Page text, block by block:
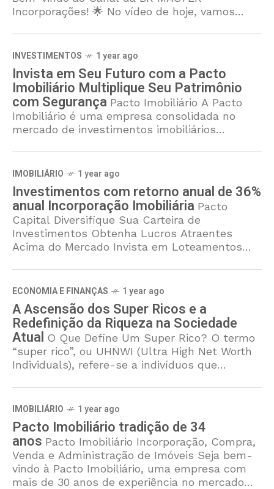
Incorporações! 🌟 No vídeo de hoje, vamos
INVESTIMENTOS 1 year ago
Invista em Seu Futuro com a Pacto
Imobiliário Multiplique Seu Patrimônio
com Segurança Pacto Imobiliário A Pacto
Imobiliário é uma empresa consolidada no
mercado de investimentos imobiliários
por mais de 30 anos. Desde sua fundação, a
IMOBILIÁRIO
1 year ago
Investimentos com retorno anual de 36%
anual Incorporação Imobiliária Pacto
Capital Diversifique Sua Carteira de
Investimentos Obtenha Lucros Atraentes
Acima do Mercado Invista em Loteamentos
cotista e participe de um negócio seguro e
lucrativo,
ECONOMIA E FINANÇAS 1 year ago
A Ascensão dos Super Ricos e a
Redefinição da Riqueza na Sociedade
Atual O Que Define Um Super Rico? O termo
“super rico”, ou UHNWI (Ultra High Net Worth
Individuals), refere-se a indivíduos que
milhões de dólares.
IMOBILIÁRIO
1 year ago
Pacto Imobiliário tradição de 34
anos Pacto Imobiliário Incorporação, Compra,
Venda e Administração de Imóveis Seja bem-
vindo à Pacto Imobiliário, uma empresa com
mais de 30 anos de experiência no mercado